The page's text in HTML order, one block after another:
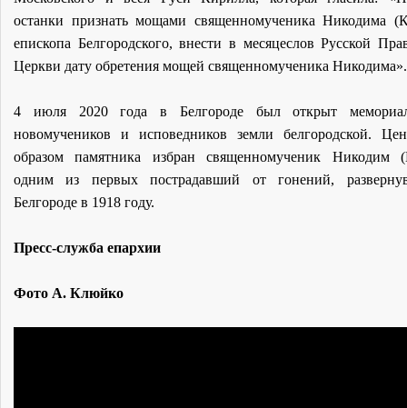
останки признать мощами священномученика Никодима
епископа Белгородского, внести в месяцеслов Русской
Церкви дату обретения мощей священномученика Никодима».
4 июля 2020 года в Белгороде был открыт
новомучеников и исповедников земли белгородской.
образом памятника избран священномученик Никодим
одним из первых пострадавший от гонений,
Белгороде в 1918 году.
Пресс-служба епархии
Фото А. Клюйко